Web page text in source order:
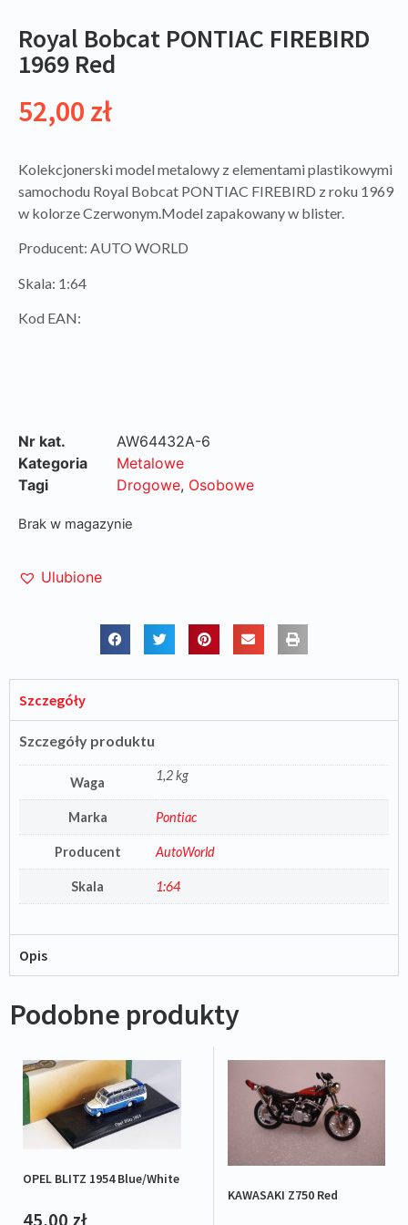
Royal Bobcat PONTIAC FIREBIRD
1969 Red
52,00 zł
Kolekcjonerski model metalowy z elementami plastikowymi
samochodu Royal Bobcat PONTIAC FIREBIRD z roku 1969
w kolorze Czerwonym.Model zapakowany w blister.
Producent: AUTO WORLD
Skala: 1:64
Kod EAN:
Nr kat.
AW64432A-6
Kategoria
Metalowe
Tagi
Drogowe, Osobowe
Brak w magazynie
Ulubione
Szczegóły
Szczegóły produktu
Waga 1,2 kg
Marka Pontiac
Producent AutoWorld
Skala 1:64
Opis
Podobne produkty
OPEL BLITZ 1954 Blue/White
KAWASAKI Z750 Red